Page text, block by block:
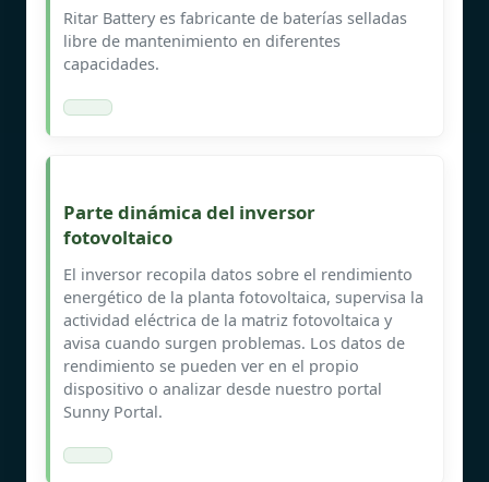
Ritar Battery es fabricante de baterías selladas
libre de mantenimiento en diferentes
capacidades.
Parte dinámica del inversor
fotovoltaico
El inversor recopila datos sobre el rendimiento
energético de la planta fotovoltaica, supervisa la
actividad eléctrica de la matriz fotovoltaica y
avisa cuando surgen problemas. Los datos de
rendimiento se pueden ver en el propio
dispositivo o analizar desde nuestro portal
Sunny Portal.